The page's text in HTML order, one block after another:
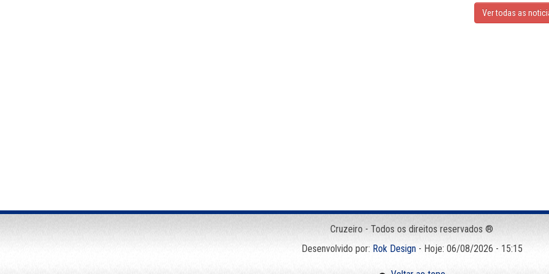
Ver todas as
Cruzeiro - Todos os direitos reservados ®
Desenvolvido por: Rok Design- Hoje: 06/08/2026 - 15:15